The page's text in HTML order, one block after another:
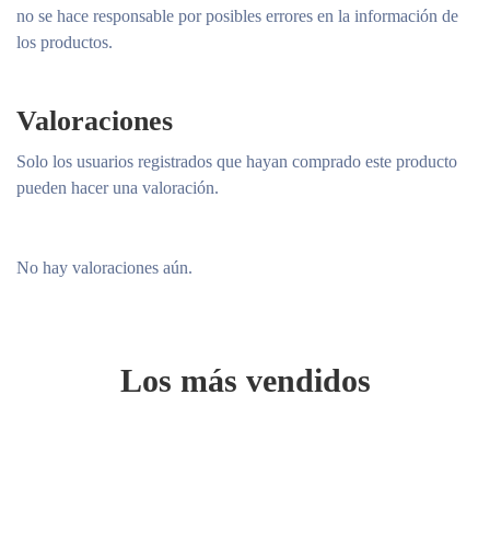
no se hace responsable por posibles errores en la información de
los productos.
Valoraciones
No hay valoraciones aún.
Solo los usuarios registrados que hayan comprado este producto
pueden hacer una valoración.
Los más vendidos